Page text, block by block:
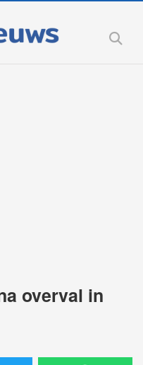
overval in